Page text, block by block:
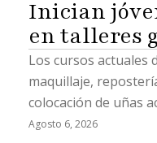
Inician
en talleres
Los cursos actuales
maquillaje,
colocación de uñas
Agosto 6, 2026